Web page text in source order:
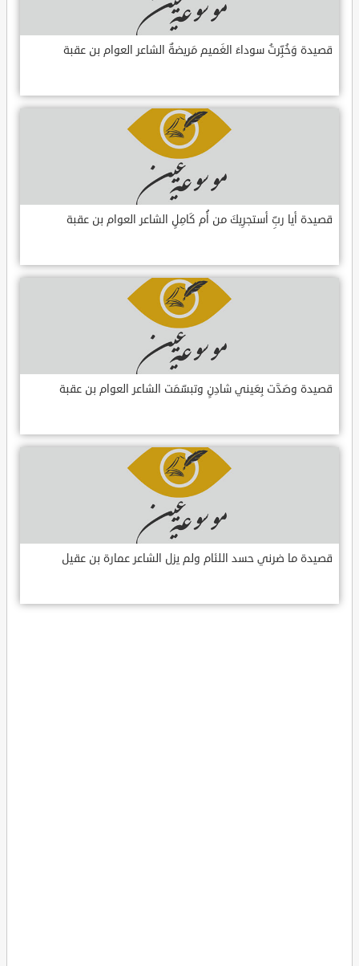
قصيدة وَخُبِّرتُ سوداءَ الغَميم مَريضةٌ الشاعر العوام بن عقبة
قصيدة أيا ربِّ أستجرِيكَ من أُم كَامِلٍ الشاعر العوام بن عقبة
قصيدة وصَدَّت بِعَيني شادِنٍ وتبسّمَت الشاعر العوام بن عقبة
قصيدة ما ضرني حسد اللئام ولم يزل الشاعر عمارة بن عقيل